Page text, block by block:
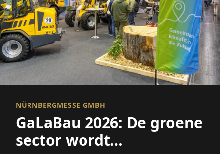
NÜRNBERGMESSE GMBH
GaLaBau 2026: De groene
sector wordt